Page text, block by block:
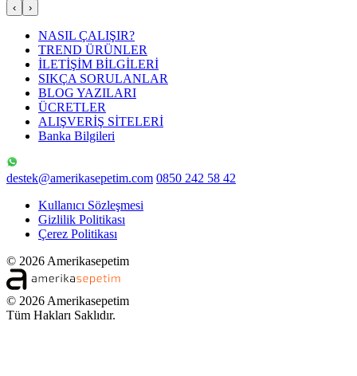
‹ ›
NASIL ÇALIŞIR?
TREND ÜRÜNLER
İLETİŞİM BİLGİLERİ
SIKÇA SORULANLAR
BLOG YAZILARI
ÜCRETLER
ALIŞVERİŞ SİTELERİ
Banka Bilgileri
destek@amerikasepetim.com 0850 242 58 42
Kullanıcı Sözleşmesi
Gizlilik Politikası
Çerez Politikası
© 2026 Amerikasepetim
© 2026 Amerikasepetim
Tüm Hakları Saklıdır.